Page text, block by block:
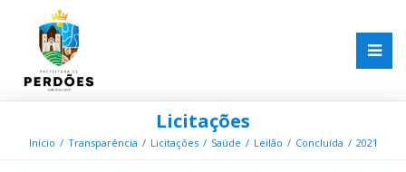
Licitações
Início Transparência Licitações Saúde Leilão Concluída 2021